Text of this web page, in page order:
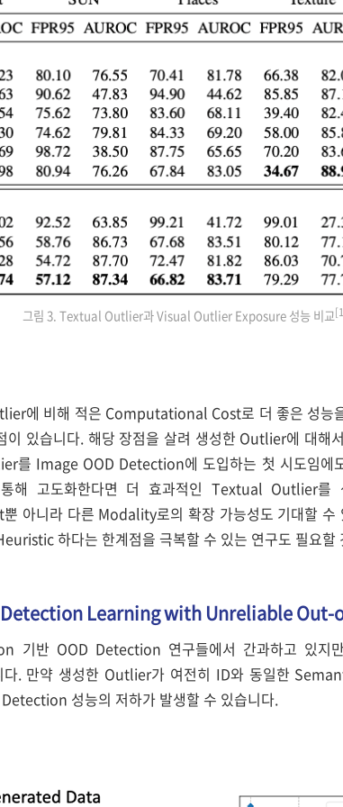
그림 3. Textual Outlier과 Visual Outlier Exposure 성능 비교
에 비해 적은 Computational Cost로 더 좋은 성능
이 있습니다. 해당 장점을 살려 생성한 Outlier에 대해
를 Image OOD Detection에 도입하는 첫 시도임에
해 고도화한다면 더 효과적인 Textual Outlier를
니라 다른 Modality로의 확장 가능성도 기대할 수
하다는 한계점을 극복할 수 있는 연구도 필요할
Learning with Unreliable
기반 OOD Detection 연구들에서 간과하고 있지
. 만약 생성한 Outlier가 여전히 ID와 동일한
성능의 저하가 발생할 수 있습니다.